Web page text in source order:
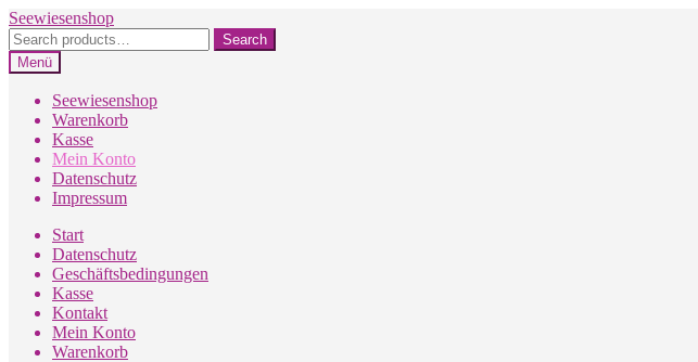
Zur
Navigation
springen
Zum
Inhalt
springen
Seewiesenshop
Search
for:
Search
Menü
Seewiesenshop
Warenkorb
Kasse
Mein Konto
Datenschutz
Impressum
Start
Datenschutz
Geschäftsbedingungen
Kasse
Kontakt
Mein Konto
Warenkorb